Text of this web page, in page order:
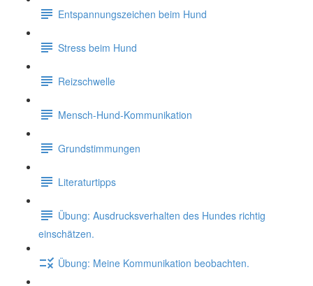
Entspannungszeichen beim Hund
Stress beim Hund
Reizschwelle
Mensch-Hund-Kommunikation
Grundstimmungen
Literaturtipps
Übung: Ausdrucksverhalten des Hundes richtig
einschätzen.
Übung: Meine Kommunikation beobachten.